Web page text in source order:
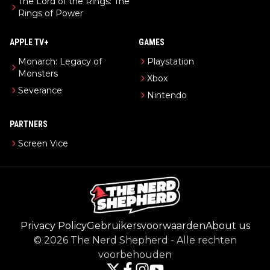
Rings of Power
APPLE TV+
Monarch: Legacy of
Monsters
Severance
GAMES
Playstation
Xbox
Nintendo
PARTNERS
Screen Vice
Privacy PolicyGebruikersvoorwaardenAbout us
© 2026 The Nerd Shepherd - Alle rechten
voorbehouden